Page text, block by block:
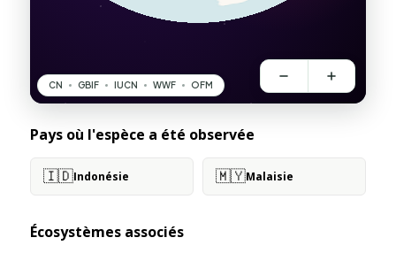
Pays où l'espèce a été observée
🇮🇩Indonésie 🇲🇾Malaisie
Écosystèmes associés